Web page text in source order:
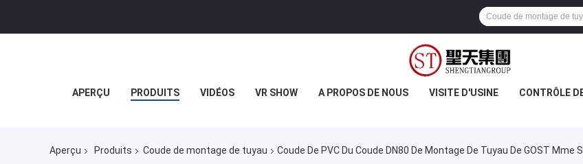
APERÇU PRODUITS VIDÉOS VR SHOW A PROPOS DE NOUS VISITE D'USINE CONTRÔLE
Aperçu Produits Coude de montage de tuyau Coude De PVC Du Coude DN80 De Montage De Tuyau De GOST Mme